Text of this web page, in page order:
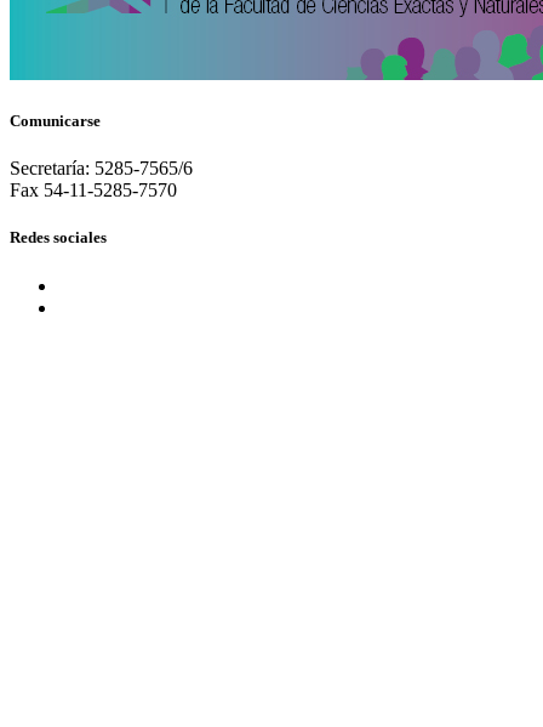
Comunicarse
Secretaría: 5285-7565/6
Fax 54-11-5285-7570
Redes sociales